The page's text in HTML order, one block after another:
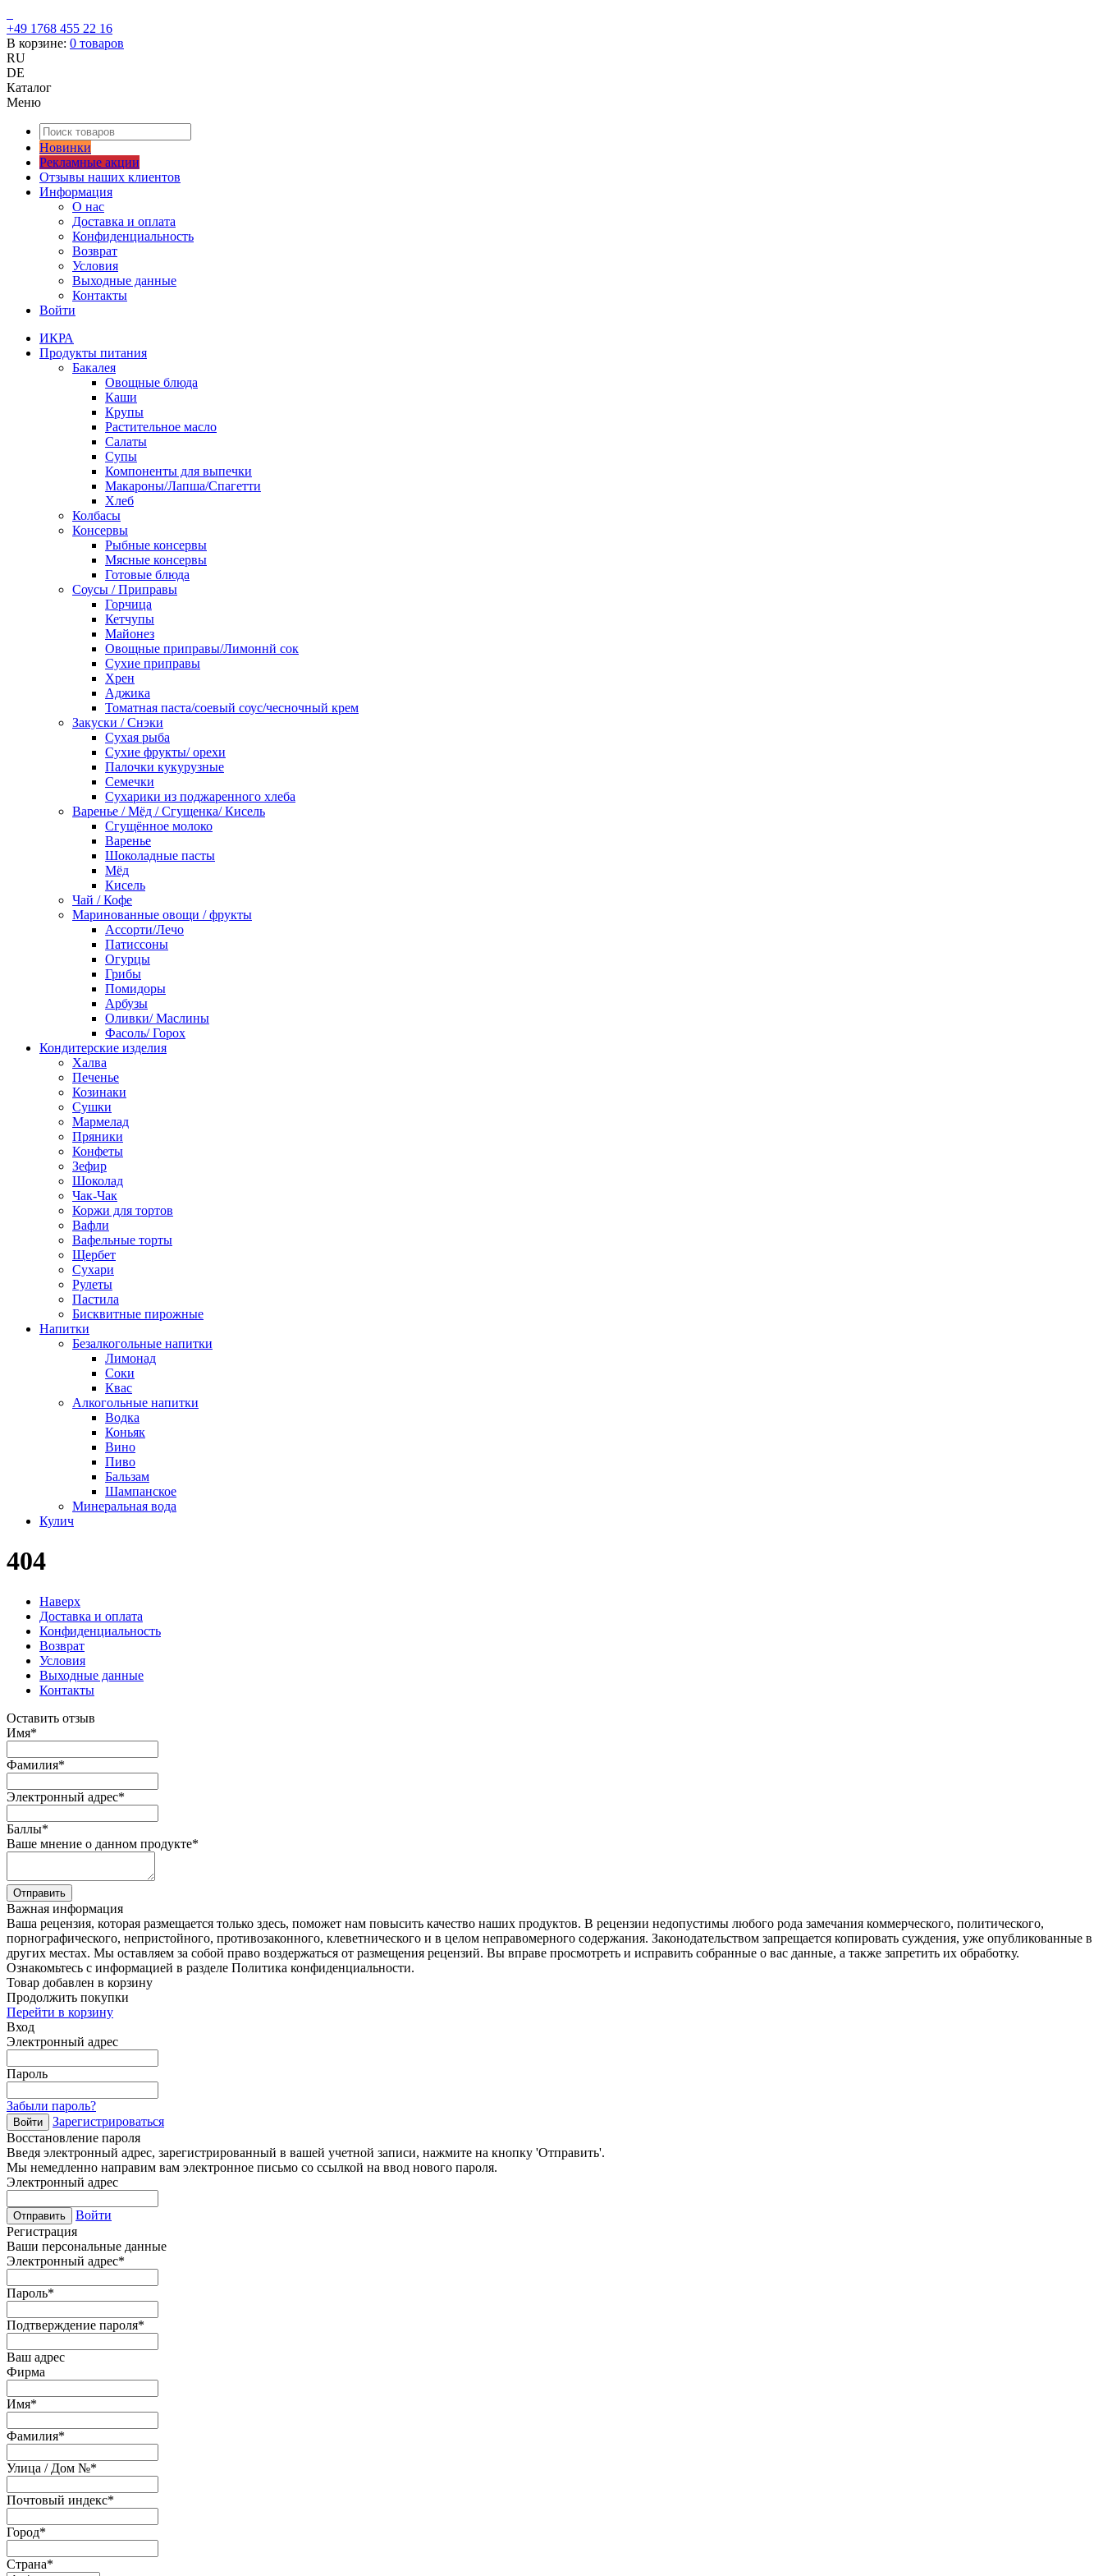
+49 1768 455 22 16
В корзине: 0 товаров
RU
DE
Каталог
Меню
Новинки
Рекламные акции
Отзывы наших клиентов
Информация
О нас
Доставка и оплата
Конфиденциальность
Возврат
Условия
Выходные данные
Контакты
Войти
ИКРА
Продукты питания
Бакалея
Овощные блюда
Каши
Крупы
Растительное масло
Салаты
Супы
Компоненты для выпечки
Макароны/Лапша/Спагетти
Хлеб
Колбасы
Консервы
Рыбные консервы
Мясные консервы
Готовые блюда
Соусы / Приправы
Горчица
Кетчупы
Майонез
Овощные приправы/Лимоннй сок
Сухие приправы
Хрен
Аджика
Томатная паста/соевый соус/чесночный крем
Закуски / Снэки
Сухая рыба
Сухие фрукты/ орехи
Палочки кукурузные
Семечки
Сухарики из поджаренного хлеба
Варенье / Мёд / Сгущенка/ Кисель
Сгущённое молоко
Варенье
Шоколадные пасты
Мёд
Кисель
Чай / Кофе
Маринованные овощи / фрукты
Ассорти/Лечо
Патиссоны
Огурцы
Грибы
Помидоры
Арбузы
Оливки/ Маслины
Фасоль/ Горох
Кондитерские изделия
Халва
Печенье
Козинаки
Сушки
Мармелад
Пряники
Конфеты
Зефир
Шоколад
Чак-Чак
Коржи для тортов
Вафли
Вафельные торты
Щербет
Сухари
Рулеты
Пастила
Бисквитные пирожные
Напитки
Безалкогольные напитки
Лимонад
Соки
Квас
Алкогольные напитки
Водка
Коньяк
Вино
Пиво
Бальзам
Шампанское
Минеральная вода
Кулич
404
Наверх
Доставка и оплата
Конфиденциальность
Возврат
Условия
Выходные данные
Контакты
Оставить отзыв
Имя*
Фамилия*
Электронный адрес*
Баллы*
Ваше мнение о данном продукте*
Отправить
Важная информация
Ваша рецензия, которая размещается только здесь, поможет нам повысить качество наших продуктов. В рецензии недопустимы любого рода замечания коммерческого, политического,
порнографического, непристойного, противозаконного, клеветнического и в целом неправомерного содержания. Законодательством запрещается копировать суждения, уже опубликованные в
других местах. Мы оставляем за собой право воздержаться от размещения рецензий. Вы вправе просмотреть и исправить собранные о вас данные, а также запретить их обработку.
Ознакомьтесь с информацией в разделе Политика конфиденциальности.
Товар добавлен в корзину
Продолжить покупки
Перейти в корзину
Вход
Электронный адрес
Пароль
Забыли пароль?
Войти
Зарегистрироваться
Восстановление пароля
Введя электронный адрес, зарегистрированный в вашей учетной записи, нажмите на кнопку 'Отправить'.
Мы немедленно направим вам электронное письмо со ссылкой на ввод нового пароля.
Электронный адрес
Отправить
Войти
Регистрация
Ваши персональные данные
Электронный адрес*
Пароль*
Подтверждение пароля*
Ваш адрес
Фирма
Имя*
Фамилия*
Улица / Дом №*
Почтовый индекс*
Город*
Страна*